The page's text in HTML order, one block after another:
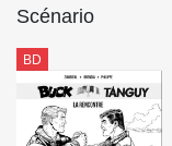
Scénario
BD